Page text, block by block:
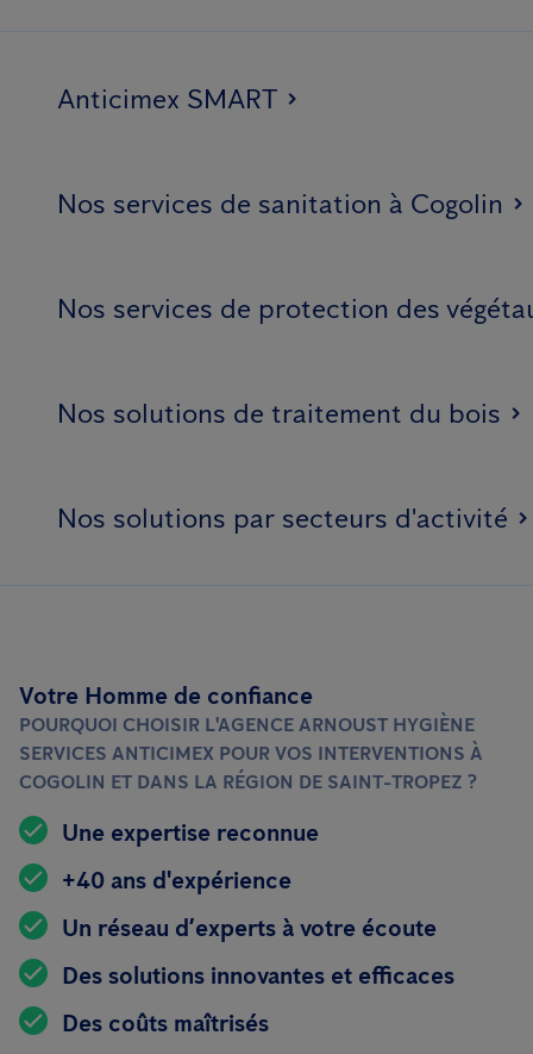
Anticimex SMART
Nos services de sanitation à Cogolin
Nos services de protection des
Nos solutions de traitement du bois
Nos solutions par secteurs d'activité
Votre Homme de confiance
POURQUOI CHOISIR L'AGENCE ARNOUST HYGIÈNE
SERVICES ANTICIMEX POUR VOS INTERVENTIONS À
COGOLIN ET DANS LA RÉGION DE SAINT-TROPEZ ?
Une expertise reconnue
+40 ans d'expérience
Un réseau d’experts à votre écoute
Des solutions innovantes et efficaces
Des coûts maîtrisés